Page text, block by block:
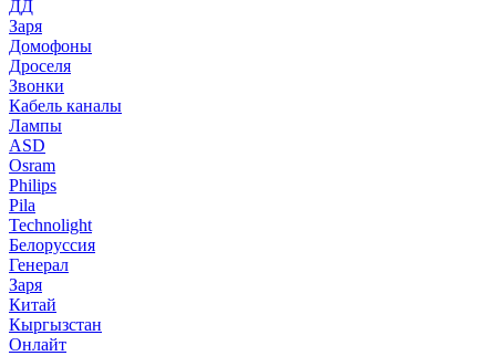
ДД
Заря
Домофоны
Дроселя
Звонки
Кабель каналы
Лампы
ASD
Osram
Philips
Pila
Technolight
Белоруссия
Генерал
Заря
Китай
Кыргызстан
Онлайт